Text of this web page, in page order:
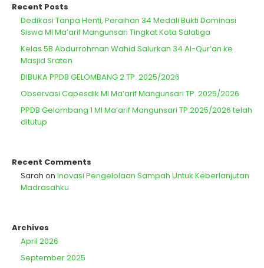
Recent Posts
Dedikasi Tanpa Henti, Peraihan 34 Medali Bukti Dominasi
Siswa MI Ma’arif Mangunsari Tingkat Kota Salatiga
Kelas 5B Abdurrohman Wahid Salurkan 34 Al-Qur’an ke
Masjid Sraten
DIBUKA PPDB GELOMBANG 2 TP. 2025/2026
Observasi Capesdik MI Ma’arif Mangunsari TP. 2025/2026
PPDB Gelombang 1 MI Ma’arif Mangunsari TP.2025/2026 telah
ditutup
Recent Comments
Sarah on Inovasi Pengelolaan Sampah Untuk Keberlanjutan
Madrasahku
Archives
April 2026
September 2025